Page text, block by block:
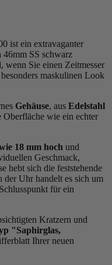
ist ein extravaganter
SS schwarz
Sie einen Zeitmesser
maskulinen Look
Gehäuse, aus Edelstahl
Oberfläche wie ein echter
18 mm hoch und
Geschmack,
hebt sich die feststehende
der Uhr handelt es sich um
für ein
Kratzern und
"Saphirglas,
Ihrer neuen